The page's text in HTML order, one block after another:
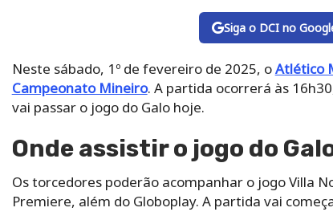
Siga o DCI no
Neste sábado, 1º de fevereiro de 2025, oAtlético
Campeonato Mineiro. A partida ocorrerá às
vai passar o jogo do Galo hoje.
Onde assistir o jogo do
Os torcedores poderão acompanhar o jogo Villa
Premiere, além do Globoplay. A partida vai